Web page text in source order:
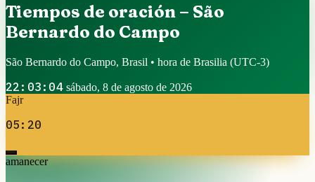
Tiempos de oración – São
Bernardo do Campo
São Bernardo do Campo, Brasil • hora de Brasilia (UTC-3)
22:03:05 sábado, 8 de agosto de 2026
Fajr
05:20
amanecer